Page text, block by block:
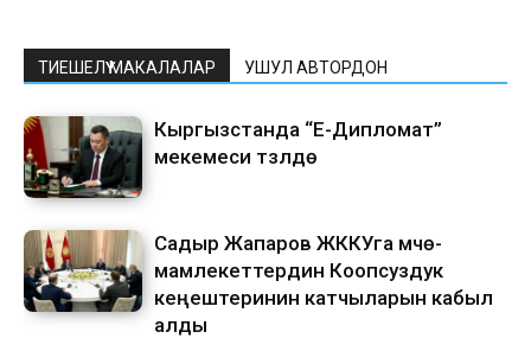
ТИЕШЕЛҮҮ МАКАЛАЛАР УШУЛ АВТОРДОН
Кыргызстанда “Е-Дипломат”
мекемеси түзүлүүдө
Садыр Жапаров ЖККУга мүчө-
мамлекеттердин Коопсуздук
кеңештеринин катчыларын кабыл
алды